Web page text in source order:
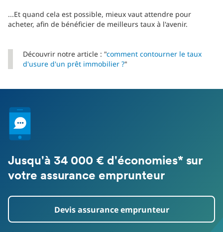
...Et quand cela est possible, mieux vaut attendre pour
acheter, afin de bénéficier de meilleurs taux à l'avenir.
Découvrir notre article : "comment contourner le taux
d'usure d'un prêt immobilier ?"
Jusqu'à 34 000 € d'économies* sur
votre assurance emprunteur
Devis assurance emprunteur